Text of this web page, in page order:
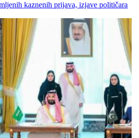
kaznenih prijava, izjave političara